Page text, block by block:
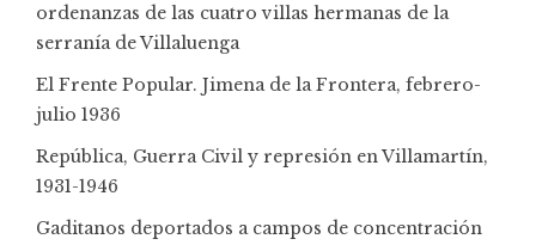
ordenanzas de las cuatro villas hermanas de la
serranía de Villaluenga
El Frente Popular. Jimena de la Frontera, febrero-
julio 1936
República, Guerra Civil y represión en Villamartín,
1931-1946
Gaditanos deportados a campos de concentración